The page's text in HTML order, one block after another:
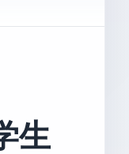
生